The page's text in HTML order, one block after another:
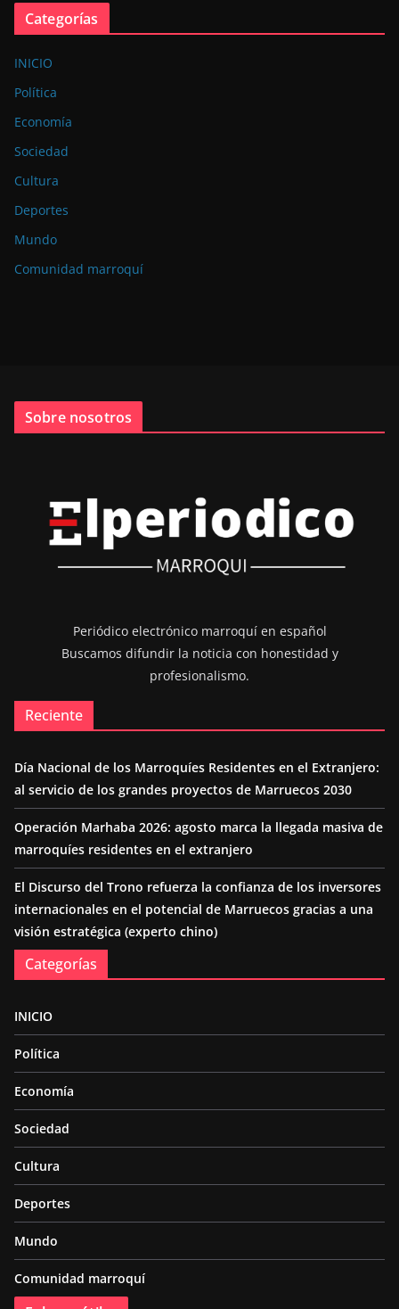
Categorías
INICIO
Política
Economía
Sociedad
Cultura
Deportes
Mundo
Comunidad marroquí
Sobre nosotros
Periódico electrónico marroquí en español
Buscamos difundir la noticia con honestidad y
profesionalismo.
Reciente
Día Nacional de los Marroquíes Residentes en el Extranjero:
al servicio de los grandes proyectos de Marruecos 2030
Operación Marhaba 2026: agosto marca la llegada masiva de
marroquíes residentes en el extranjero
El Discurso del Trono refuerza la confianza de los inversores
internacionales en el potencial de Marruecos gracias a una
visión estratégica (experto chino)
Categorías
INICIO
Política
Economía
Sociedad
Cultura
Deportes
Mundo
Comunidad marroquí